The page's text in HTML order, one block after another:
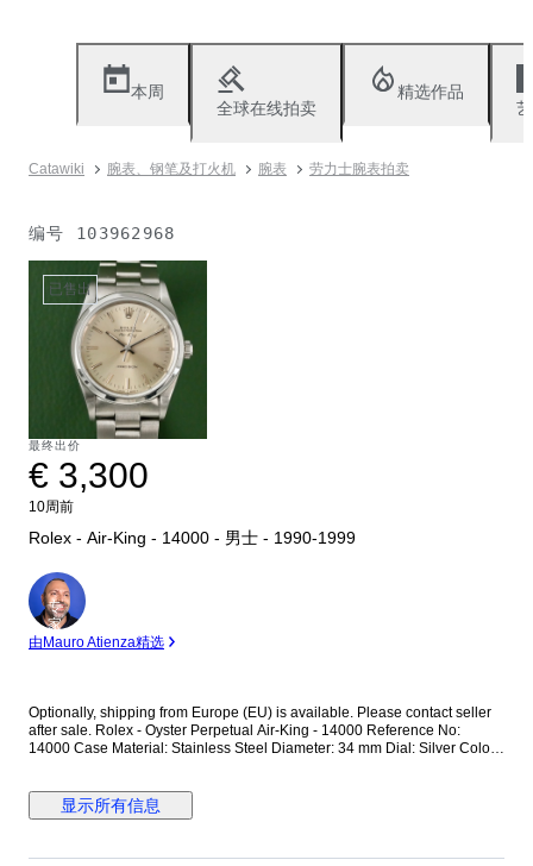
本周
全球在线拍卖
精选作品
Catawiki 腕表、钢笔及打火机 腕表 劳力士腕表拍卖
编号 103962968
已售出
最终出价
€ 3,300
10周前
Rolex - Air-King - 14000 - 男士 - 1990-1999
专
家
由Mauro Atienza精选
Optionally, shipping from Europe (EU) is available. Please contact seller
after sale. Rolex - Oyster Perpetual Air-King - 14000 Reference No:
14000 Case Material: Stainless Steel Diameter: 34 mm Dial: Silver Colour
wrist approximately Clasp: Hidden Deployment Case Back: Solid
Condition: Worn & Very good condition Movement: Automatic Functions:
appears in the photos is my shooting platform.) **I will use FedEX / Ups
显示所有信息